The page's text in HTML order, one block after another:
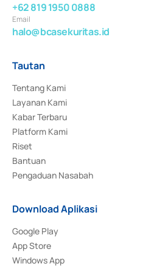
+62 819 1950 0888
Email
halo@bcasekuritas.id
Tautan
Tentang Kami
Layanan Kami
Kabar Terbaru
Platform Kami
Riset
Bantuan
Pengaduan Nasabah
Download Aplikasi
Google Play
App Store
Windows App